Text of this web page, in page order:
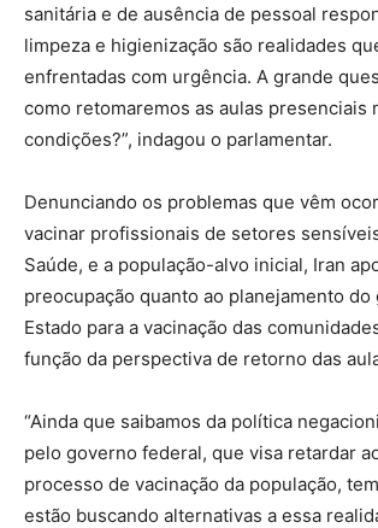
sanitária e de ausência de pessoal
limpeza e higienização são realidades
enfrentadas com urgência. A grande
como retomaremos as aulas presenciais
condições?”, indagou o parlamentar.
Denunciando os problemas que vêm
vacinar profissionais de setores
Saúde, e a população-alvo inicial, Iran
preocupação quanto ao planejamento do
Estado para a vacinação das
função da perspectiva de retorno das
“Ainda que saibamos da política
pelo governo federal, que visa retardar
processo de vacinação da população,
estão buscando alternativas a essa